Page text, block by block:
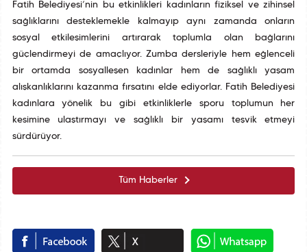
Fatih Belediyesi’nin bu etkinlikleri kadınların fiziksel ve zihinsel
sağlıklarını desteklemekle kalmayıp aynı zamanda onların
sosyal etkileşimlerini artırarak toplumla olan bağlarını
güçlendirmeyi de amaçlıyor. Zumba dersleriyle hem eğlenceli
bir ortamda sosyalleşen kadınlar hem de sağlıklı yaşam
alışkanlıklarını kazanma fırsatını elde ediyorlar. Fatih Belediyesi
kadınlara yönelik bu gibi etkinliklerle sporu toplumun her
kesimine ulaştırmayı ve sağlıklı bir yaşamı teşvik etmeyi
sürdürüyor.
Tüm Haberler